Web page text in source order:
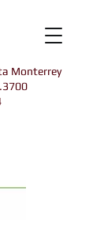
Monterrey